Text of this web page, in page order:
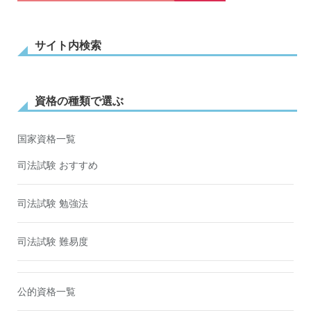
サイト内検索
資格の種類で選ぶ
国家資格一覧
司法試験 おすすめ
司法試験 勉強法
司法試験 難易度
公的資格一覧